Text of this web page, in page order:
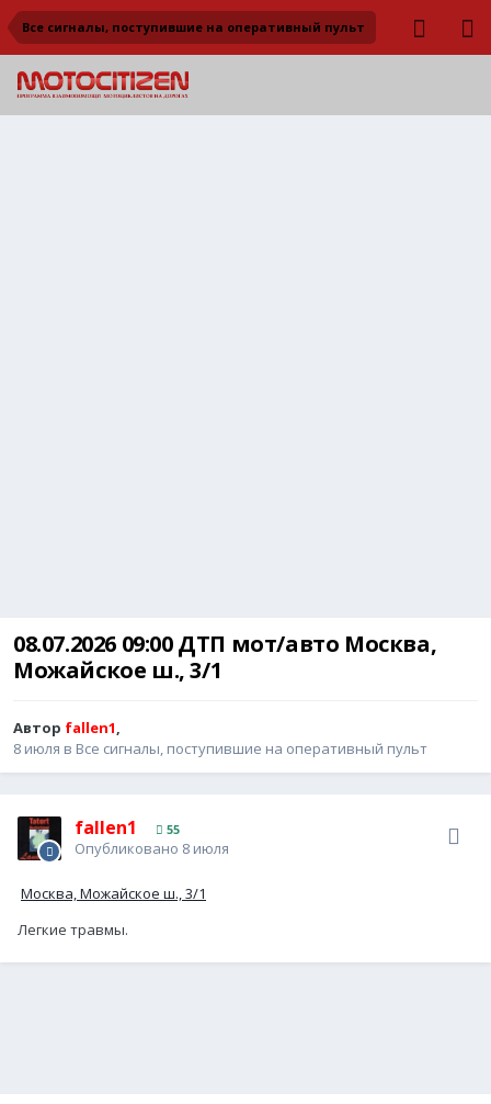
Все сигналы, поступившие на оперативный пульт
08.07.2026 09:00 ДТП мот/авто Москва,
Можайское ш., 3/1
Автор fallen1,
8 июля в Все сигналы, поступившие на оперативный пульт
fallen1 55
Опубликовано 8 июля
Москва, Можайское ш., 3/1
Легкие травмы.